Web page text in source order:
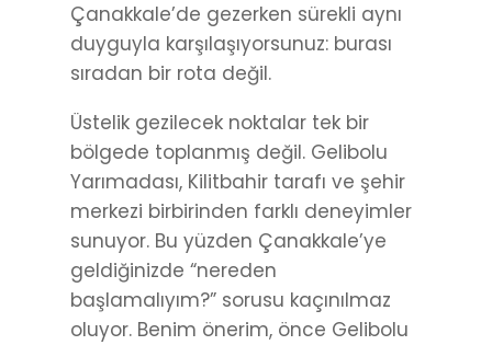
Çanakkale’de gezerken sürekli aynı
duyguyla karşılaşıyorsunuz: burası
sıradan bir rota değil.
Üstelik gezilecek noktalar tek bir
bölgede toplanmış değil. Gelibolu
Yarımadası, Kilitbahir tarafı ve şehir
merkezi birbirinden farklı deneyimler
sunuyor. Bu yüzden Çanakkale’ye
geldiğinizde “nereden
başlamalıyım?” sorusu kaçınılmaz
oluyor. Benim önerim, önce Gelibolu